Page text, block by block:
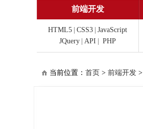
前端开发
HTML5 CSS3 JavaScript
JQuery API PHP
当前位置： 首页 > 前端开发 >